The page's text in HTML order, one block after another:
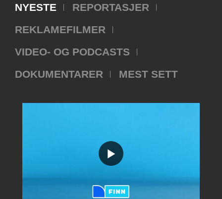
NYESTE
REPORTASJER
REKLAMEFILMER
VIDEO- OG PODCASTS
DOKUMENTARER
MEST SETT